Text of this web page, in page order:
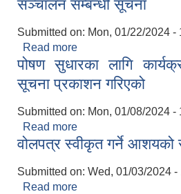
सञ्चालन सम्बन्धी सूचना
Submitted on: Mon, 01/22/2024 -
Read more
कक्षा सञ्चालन सम्बन्धी
पोषण सुधारका लागि
सूचना प्रकाशन गरिएको
Submitted on: Mon, 01/08/2024 -
Read more
सूचना प्रकाशन गरिएको
वोलपत्र स्वीकृत गर्ने आशयको
Submitted on: Wed, 01/03/2024 -
Read more